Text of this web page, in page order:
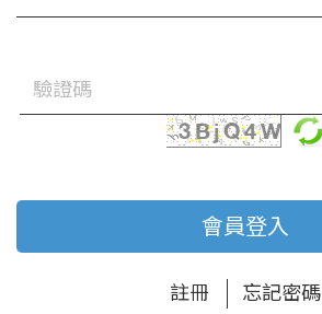
會員登入
註冊 忘記密碼